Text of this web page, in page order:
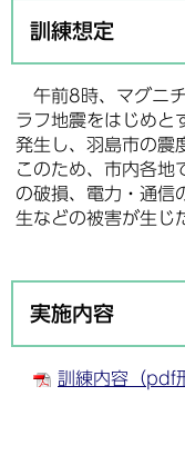
訓練想定
午前8時、マグニ
ラフ地震をはじめと
発生し、羽島市の震
このため、市内各地
の破損、電力・通信
生などの被害が生じ
実施内容
訓練内容（pdf